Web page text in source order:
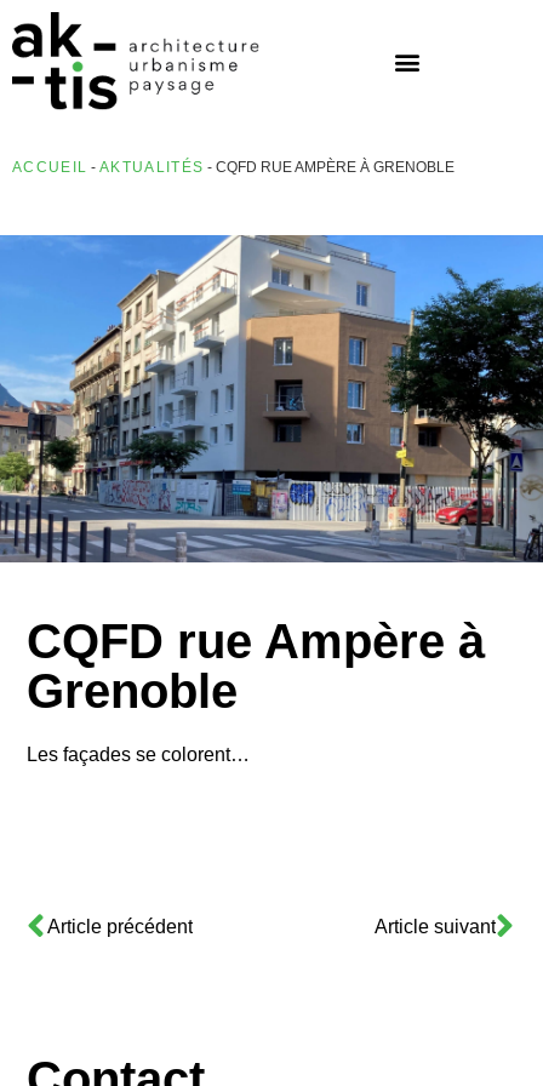
ACCUEIL -AKTUALITÉS -CQFD RUE AMPÈRE À GRENOBLE
CQFD rue Ampère à
Grenoble
Les façades se colorent…
Article précédent Article suivant